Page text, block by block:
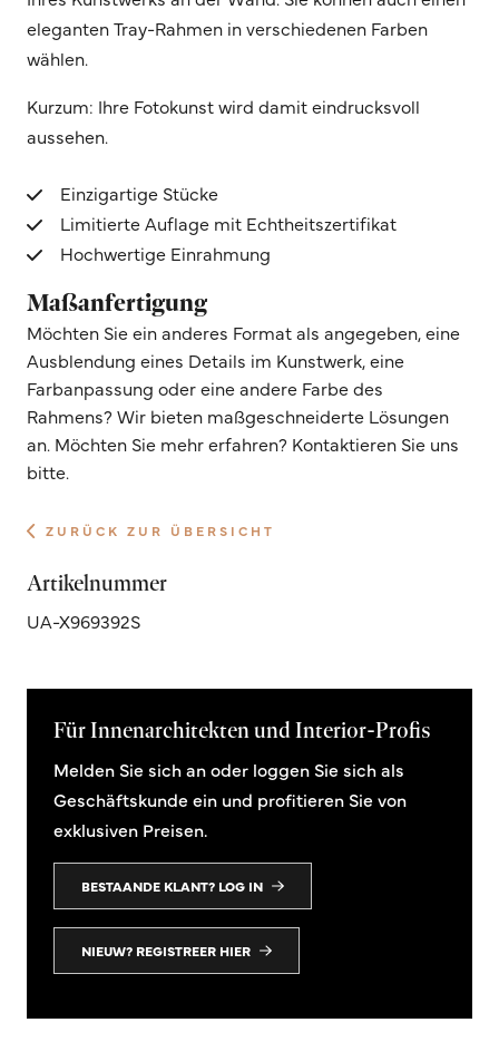
eleganten Tray-Rahmen in verschiedenen Farben
wählen.
Kurzum: Ihre Fotokunst wird damit eindrucksvoll
aussehen.
Einzigartige Stücke
Limitierte Auflage mit Echtheitszertifikat
Hochwertige Einrahmung
Maßanfertigung
Möchten Sie ein anderes Format als angegeben, eine
Ausblendung eines Details im Kunstwerk, eine
Farbanpassung oder eine andere Farbe des
Rahmens? Wir bieten maßgeschneiderte Lösungen
an. Möchten Sie mehr erfahren? Kontaktieren Sie uns
bitte.
ZURÜCK ZUR ÜBERSICHT
Artikelnummer
UA-X969392S
Für Innenarchitekten und Interior-Profis
Melden Sie sich an oder loggen Sie sich als
Geschäftskunde ein und profitieren Sie von
exklusiven Preisen.
BESTAANDE KLANT? LOG IN
NIEUW? REGISTREER HIER